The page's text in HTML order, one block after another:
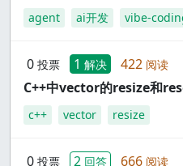
agent ai开发 vibe-
0 投票 1 解决 422 阅读
C++中vector的resize和
c++ vector resize
0 投票 2 回答 666 阅读